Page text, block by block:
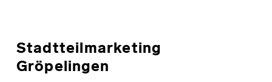
Stadtteilmarketing
Gröpelingen